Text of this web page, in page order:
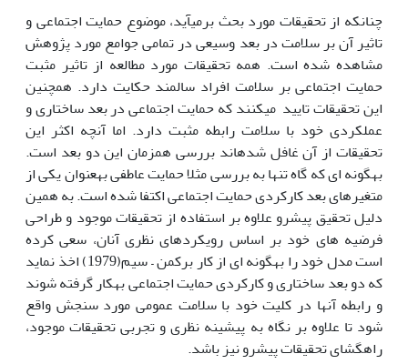
چنان­که از تحقیقات مورد بحث برمی­آید، موضوع حمایت اجتماعی و
تاثیر آن بر سلامت در بعد وسیعی در تمامی جوامع مورد پژوهش
مشاهده شده است. همه تحقیقات مورد مطالعه از تاثیر مثبت
حمایت اجتماعی بر سلامت افراد سالمند حکایت دارد. هم­چنین
این تحقیقات تایید می­کنند که حمایت اجتماعی در بعد ساختاری و
عملکردی خود با سلامت رابطه مثبت دارد. اما آن­چه اکثر این
تحقیقات از آن غافل شده­اند بررسی همزمان این دو بعد است.
به­گونه ای که گاه تنها به بررسی مثلا حمایت عاطفی به­عنوان یکی از
متغیرهای بعد کارکردی حمایت اجتماعی اکتفا شده است. به همین
دلیل تحقیق پیش­رو علاوه بر استفاده از تحقیقات موجود و طراحی
فرضیه های خود بر اساس رویکردهای نظری آنان، سعی کرده
است مدل خود را به­گونه ای از کار برکمن – سیم(1979) اخذ نماید
که دو بعد ساختاری و کارکردی حمایت اجتماعی به­کار گرفته شوند
و رابطه آن­ها در کلیت خود با سلامت عمومی مورد سنجش واقع
شود تا علاوه بر نگاه به پیشینه نظری و تجربی تحقیقات موجود،
راه­گشای تحقیقات پیش­رو نیز باشد.